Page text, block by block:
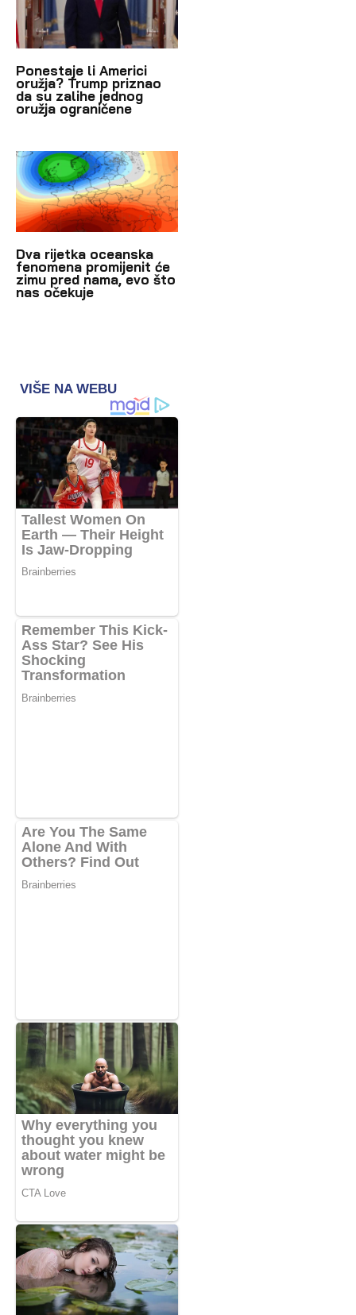
Ponestaje li Americi
oružja? Trump priznao
da su zalihe jednog
oružja ograničene
Dva rijetka oceanska
fenomena promijenit će
zimu pred nama, evo što
nas očekuje